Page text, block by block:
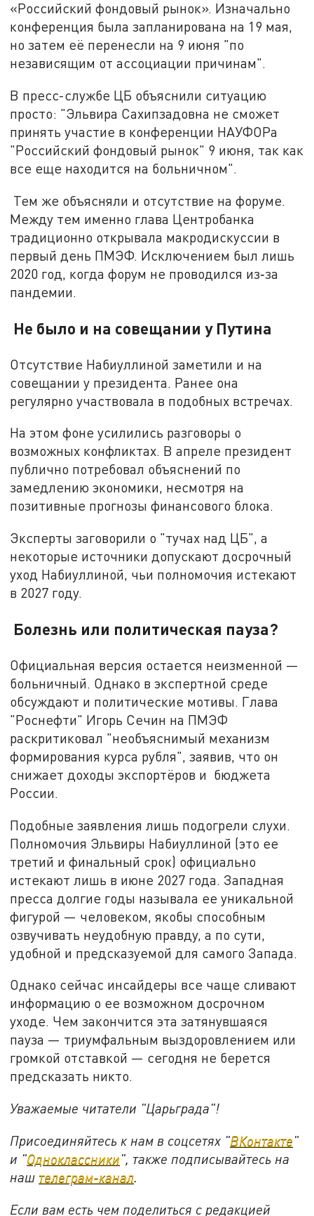
«Российский фондовый рынок». Изначально
конференция была запланирована на 19 мая,
но затем её перенесли на 9 июня "по
независящим от ассоциации причинам".
В пресс-службе ЦБ объяснили ситуацию
просто: "Эльвира Сахипзадовна не сможет
принять участие в конференции НАУФОРа
"Российский фондовый рынок" 9 июня, так как
все еще находится на больничном".
Тем же объясняли и отсутствие на форуме.
Между тем именно глава Центробанка
традиционно открывала макродискуссии в
первый день ПМЭФ. Исключением был лишь
2020 год, когда форум не проводился из‑за
пандемии.
Не было и на совещании у Путина
Отсутствие Набиуллиной заметили и на
совещании у президента. Ранее она
регулярно участвовала в подобных встречах.
На этом фоне усилились разговоры о
возможных конфликтах. В апреле президент
публично потребовал объяснений по
замедлению экономики, несмотря на
позитивные прогнозы финансового блока.
Эксперты заговорили о "тучах над ЦБ", а
некоторые источники допускают досрочный
уход Набиуллиной, чьи полномочия истекают
в 2027 году.
Болезнь или политическая пауза?
Официальная версия остается неизменной —
больничный. Однако в экспертной среде
обсуждают и политические мотивы. Глава
"Роснефти" Игорь Сечин на ПМЭФ
раскритиковал "необъяснимый механизм
формирования курса рубля", заявив, что он
снижает доходы экспортёров и бюджета
России.
Подобные заявления лишь подогрели слухи.
Полномочия Эльвиры Набиуллиной (это ее
третий и финальный срок) официально
истекают лишь в июне 2027 года. Западная
пресса долгие годы называла ее уникальной
фигурой — человеком, якобы способным
озвучивать неудобную правду, а по сути,
удобной и предсказуемой для самого Запада.
Однако сейчас инсайдеры все чаще сливают
информацию о ее возможном досрочном
уходе. Чем закончится эта затянувшаяся
пауза — триумфальным выздоровлением или
громкой отставкой — сегодня не берется
предсказать никто.
Уважаемые читатели "Царьграда"!
Присоединяйтесь к нам в соцсетях "ВКонтакте"
и "Одноклассники", также подписывайтесь на
наш телеграм-канал.
Если вам есть чем поделиться с редакцией